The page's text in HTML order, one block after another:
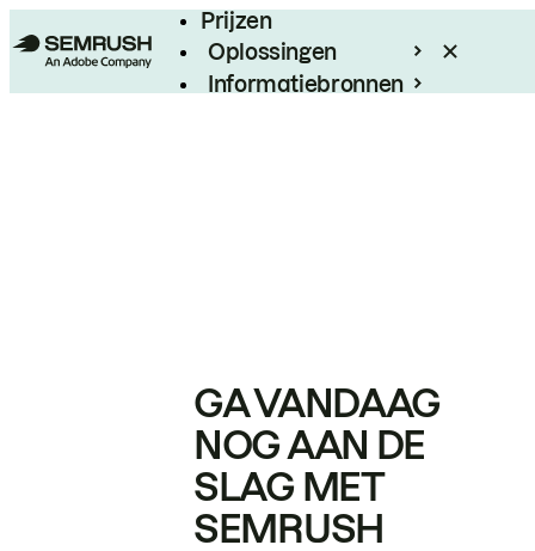
Prijzen
Oplossingen
Informatiebronnen
GA VANDAAG
NOG AAN DE
SLAG MET
SEMRUSH